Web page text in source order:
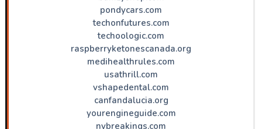
pondycars.com
techonfutures.com
techoologic.com
raspberryketonescanada.org
medihealthrules.com
usathrill.com
vshapedental.com
canfandalucia.org
yourengineguide.com
nybreakings.com